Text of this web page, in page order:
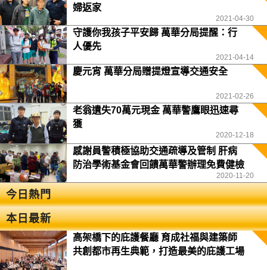
婦返家
2021-04-30
守護你我孩子平安歸 萬華分局提醒：行
人優先
2021-04-14
慶元宵 萬華分局贈提燈宣導交通安全
2021-02-26
老翁遺失70萬元現金 萬華警鷹眼迅速尋
獲
2020-12-18
感謝員警積極協助交通疏導及管制 肝病
防治學術基金會回饋萬華警辦理免費健檢
2020-11-20
今日熱門
本日最新
高架橋下的庇護餐廳 育成社福與建築師
共創都市再生典範，打造最美的庇護工場